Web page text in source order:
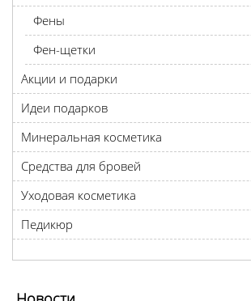
Фены
Фен-щетки
Акции и подарки
Идеи подарков
Минеральная косметика
Средства для бровей
Уходовая косметика
Педикюр